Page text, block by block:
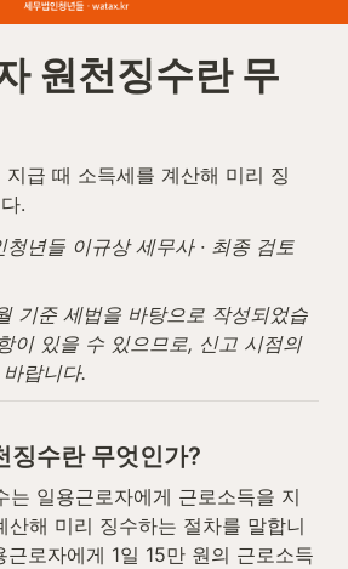
원천징수란 무
지급 때 소득세를 계산해 미리 징
.
청년들 이규상 세무사 · 최종 검토
기준 세법을 바탕으로 작성되었습
이 있을 수 있으므로, 신고 시점의
랍니다.
징수란 무엇인가?
는 일용근로자에게 근로소득을 지
산해 미리 징수하는 절차를 말합니
근로자에게 1일 15만 원의 근로소득